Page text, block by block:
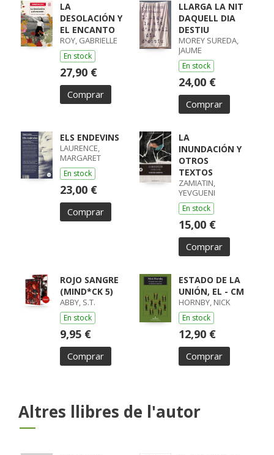
LA
DESOLACIÓN Y
EL ENCANTO
ROY, GABRIELLE
En stock
27,90 €
Comprar
LLARGA LA NIT
DAQUELL DIA
DESTIU
MOREY SUREDA,
JAUME
En stock
24,00 €
Comprar
ELS ENDEVINS
LAURENCE,
MARGARET
En stock
23,00 €
Comprar
LA
INUNDACIÓN Y
OTROS
TEXTOS
ZAMIATIN,
YEVGUENI
En stock
15,00 €
Comprar
ROJO SANGRE
(MIND*CK 5)
ABBY, S.T.
En stock
9,95 €
Comprar
ESTADO DE LA
UNIÓN, EL - CM
HORNBY, NICK
En stock
12,90 €
Comprar
Altres llibres de l'autor